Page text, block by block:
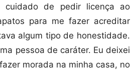
de pedir licença ao
para me fazer acreditar
algum tipo de honestidade.
pessoa de caráter. Eu deixei
morada na minha casa, no